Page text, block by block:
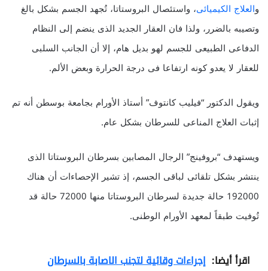
والعلاج الكيميائى، واستئصال البروستاتا، تُجهد الجسم بشكل بالغ
وتصيبه بالضرر، ولذا فان العقار الجديد الذى ينضم إلى النظام
الدفاعى الطبيعى للجسم لهو بديل هام، إلا أن الجانب السلبى
للعقار لا يعدو كونه ارتفاعا فى درجة الحرارة وبعض الألم.
ويقول الدكتور “فيليب كانتوف” أستاذ الأورام بجامعة بوسطن أنه تم
إثبات العلاج المناعى للسرطان بشكل عام.
ويستهدف “بروفينج” الرجال المصابين بسرطان البروستاتا الذى
ينتشر بشكل تلقائى لباقى الجسم، إذ تشير الإحصاءات أن هناك
192000 حالة جديدة لسرطان البروستاتا منها 72000 حالة قد
تُوفيت طبقاً لمعهد الأورام الوطنى.
اقرأ أيضا: إجراءات وقائية لتجنب الاصابة بالسرطان